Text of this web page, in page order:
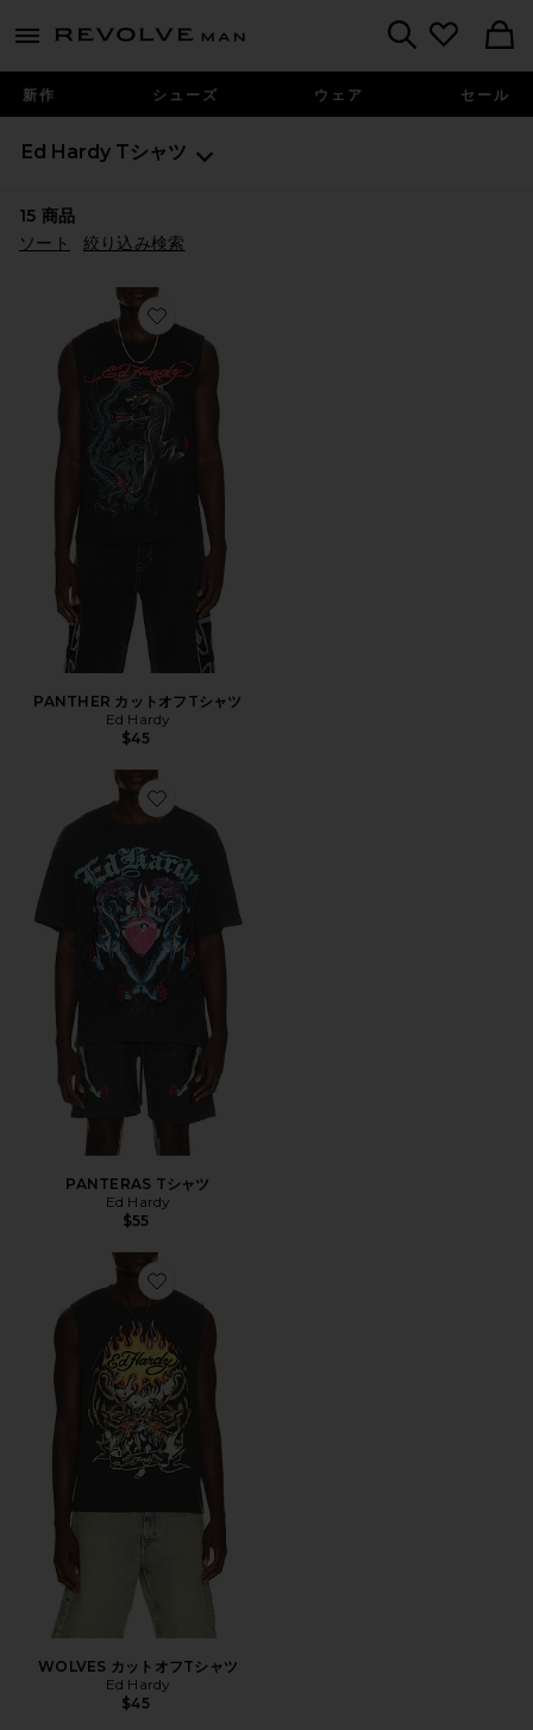
menu - shows more content
Revolve
新作 シューズ ウェア セール
Ed Hardy Tシャツ
15 商品
ソート
絞り込み検索
Favorite PANTHER カットオフTシャツ
PANTHER カットオフTシャツ
Ed Hardy
$45
Favorite PANTERAS Tシャツ
PANTERAS Tシャツ
Ed Hardy
$55
Favorite WOLVES カットオフTシャツ
WOLVES カットオフTシャツ
Ed Hardy
$45